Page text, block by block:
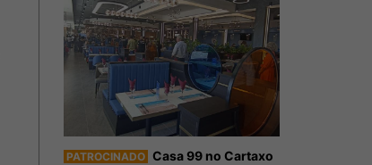
PATROCINADO Casa 99 no Cartaxo